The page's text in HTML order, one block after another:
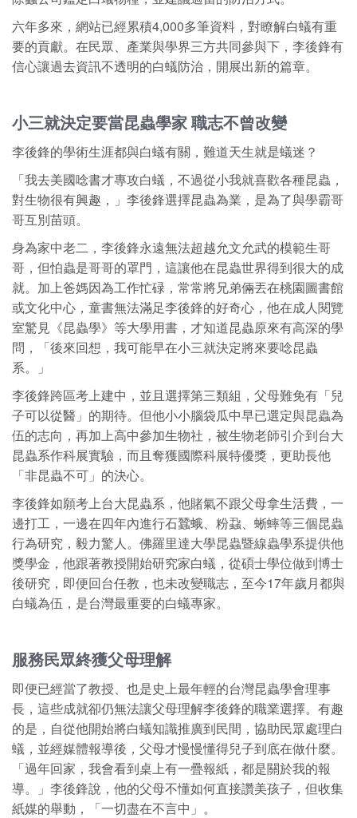
六年多來，網站已經累積4,000多筆資料，對瞭解白蟻有重
要的貢獻。在民眾、產業與學界三方共同參與下，李後鋒有
信心讓過去資訊不透明的白蟻防治，開展出新的篇章。
小三就決定要當昆蟲學家 職志不曾改變
李後鋒的學術生涯都與白蟻有關，難道天生就是蟻迷？
「我去美國唸書才專攻白蟻，不過從小我就喜歡各種昆蟲，
對生物很有興趣，」李後鋒選擇昆蟲為業，是為了與學霸哥
哥互別苗頭。
身為家中老二，李後鋒永遠無法超越允文允武的模範生哥
哥，但怕蟲是哥哥的罩門，這讓他在昆蟲世界得到很大的成
就。加上爸媽因為工作忙碌，常常將兄弟倆丟在桃園圖書館
或文化中心，童書無法滿足李後鋒的好奇心，他在成人閱覽
室驚見《昆蟲學》等大學用書，才知道昆蟲原來有高深的學
問，「後來回想，我可能早在小三就決定將來要唸昆蟲
系。」
李後鋒跨區考上建中，並且選擇第三類組，父母難免有「兒
子可以從醫」的期待。但他小小腦袋瓜中早已選定與昆蟲為
伍的志向，再加上高中參加生物社，被生物老師引介到台大
昆蟲系作科展實驗，而且奪獲國際科展特優獎，更助長他
「非昆蟲不可」的決心。
李後鋒如願考上台大昆蟲系，他賭氣不跟父母拿生活費，一
邊打工，一邊在四年內進行石蠶蛾、粉蝨、蜥蟀等三個昆蟲
行為研究，毅力驚人。佛羅里達大學昆蟲暨線蟲學系提供他
獎學金，他跟著教授開始研究家白蟻，從碩士學位做到博士
後研究，即便回台任教，也未改變職志，至今17年歲月都與
白蟻為伍，是台灣最重要的白蟻專家。
服務民眾終獲父母理解
即便已經當了教授、也是史上最年輕的台灣昆蟲學會理事
長，這些成就卻仍無法讓父母理解李後鋒的職業選擇。有趣
的是，自從他開始將白蟻知識推廣到民間，協助民眾處理白
蟻，並經媒體報導後，父母才慢慢懂得兒子到底在做什麼。
「過年回家，我會看到桌上有一疊報紙，都是關於我的報
導。」李後鋒說，他的父母不懂如何直接讚美孩子，但收集
紙媒的舉動，「一切盡在不言中」。